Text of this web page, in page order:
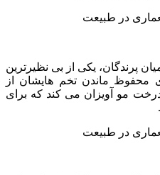
پرندگان، یکی از بی نظیرترین
محفوظ ماندن تخم هایشان از
مو آویزان می کند که برای